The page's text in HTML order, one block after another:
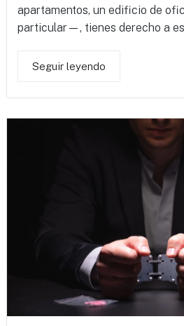
apartamentos, un edificio de
particular—, tienes derecho a
Seguir leyendo